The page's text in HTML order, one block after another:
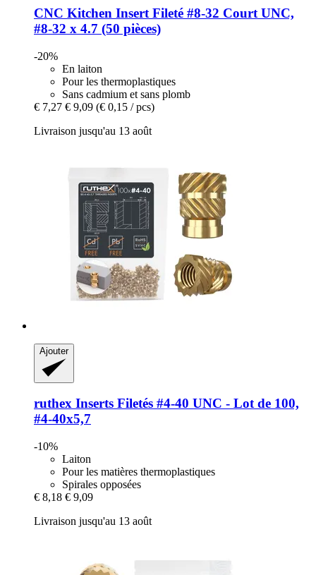
CNC Kitchen Insert Fileté #8-​32 Court UNC,
#8-​32 x 4.7 (50 pièces)
-20%
En laiton
Pour les thermoplastiques
Sans cadmium et sans plomb
€ 7,27 € 9,09 (€ 0,15 / pcs)
Livraison jusqu'au 13 août
Ajouter
ruthex Inserts Filetés #4-​40 UNC -​ Lot de 100,
#4-​40x5,7
-10%
Laiton
Pour les matières thermoplastiques
Spirales opposées
€ 8,18 € 9,09
Livraison jusqu'au 13 août